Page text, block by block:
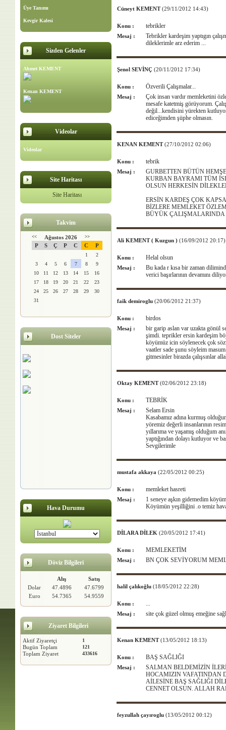
Üye Tanımı
Kevgir Kalesi
Sizden Gelenler
Ahmet KEMENT
Kenan KEMENT
Videolar
Videolar
Site Haritası
Site Haritası
Takvim
<< Ağustos 2026 >>
P S Ç P C C P
1
2
3
4 5 6 7 8
9
10
11 12 13 14 15
16
17
18 19 20 21 22
23
24
25 26 27 28 29
30
31
Dost Siteler
Hava Durumu
Döviz Bilgileri
Alış
Satış
Dolar
47.4896
47.6799
Euro
54.7365 54.9559
Ziyaret Bilgileri
Aktif Ziyaretçi 1
Bugün Toplam 121
Toplam Ziyaret 433616
Cüneyt KEMENT(29/11/2012 14:43)
Konu : tebrikler
Mesaj :
Tebrikler kardeşim yaptıgın
dileklerimle arz ederim ...
Şenol SEVİNÇ (20/11/2012 17:34)
Konu : Özverili Çalışmalar...
Mesaj :
Çok insan vardır memleketini
mesafe katetmiş görüyorum.
değil...kendisini yürekten
ediceğimden şüphe olmasın.
KENAN KEMENT(27/10/2012 02:06)
Konu : tebrik
Mesaj :
GURBETTEN BÜTÜN
KURBAN BAYRAMI TÜM
OLSUN HERKESİN
ERSİN KARDEŞ ÇOK
BİZLERE MEMLEKET
BÜYÜK
Ali KEMENT ( Kuzgun ) (16/09/2012 20:17)
Konu : Helal olsun
Mesaj :
Bu kada r kısa bir zaman
verici başırlarının devamını
faik demiroglu (20/06/2012 21:37)
Konu : birdos
Mesaj :
bir garip aslan var uzakta gönül
şimdi. teprikler ersin kardeşim
köyümüz icin söylenecek çok
vaatler sade şunu söyleim
gitmesinler birazda çalışsınlar
Oktay KEMENT(02/06/2012 23:18)
Konu : TEBRİK
Mesaj :
Selam Ersin
Kasabamız adına kurmuş
yöremiz değerli insanlarının
yıllarıma ve yaşamış olduğum
yaptığından dolayı kutluyor ve
Sevgilerimle
mustafa akkaya (22/05/2012 00:25)
Konu : memleket hasreti
Mesaj :
1 seneye aşkın gidemedim
Köyümün yeşilliğini .o temiz
DİLARA DİLEK (20/05/2012 17:41)
Konu : MEMLEKETİM
Mesaj : BN ÇOK SEVİYORUM
halil çalıkoğlu (18/05/2012 22:28)
Konu : ...
Mesaj : site çok güzel olmuş emeğine
Kenan KEMENT(13/05/2012 18:13)
Konu : BAŞ SAĞLIĞI
Mesaj :
SALMAN BELDEMİZİN
HOCAMIZIN VAFATINDAN
AİLESİNE BAŞ SAĞLIĞI
CENNET OLSUN. ALLAH
feyzullah çayıroglu (13/05/2012 00:12)